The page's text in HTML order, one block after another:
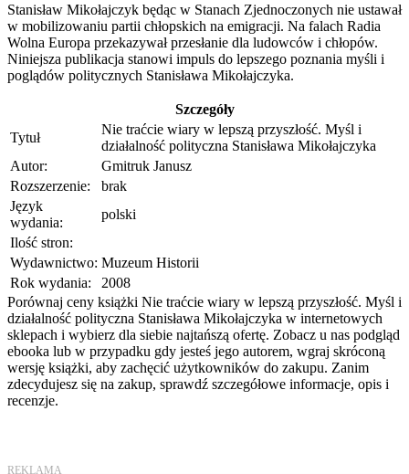
Stanisław Mikołajczyk będąc w Stanach Zjednoczonych nie ustawał
w mobilizowaniu partii chłopskich na emigracji. Na falach Radia
Wolna Europa przekazywał przesłanie dla ludowców i chłopów.
Niniejsza publikacja stanowi impuls do lepszego poznania myśli i
poglądów politycznych Stanisława Mikołajczyka.
Szczegóły
Tytuł
Nie traćcie wiary w lepszą przyszłość. Myśl i
działalność polityczna Stanisława Mikołajczyka
Autor:
Gmitruk Janusz
Rozszerzenie:
brak
Język
wydania:
polski
Ilość stron:
Wydawnictwo: Muzeum Historii
Rok wydania:
2008
Porównaj ceny książki Nie traćcie wiary w lepszą przyszłość. Myśl i
działalność polityczna Stanisława Mikołajczyka w internetowych
sklepach i wybierz dla siebie najtańszą ofertę. Zobacz u nas podgląd
ebooka lub w przypadku gdy jesteś jego autorem, wgraj skróconą
wersję książki, aby zachęcić użytkowników do zakupu. Zanim
zdecydujesz się na zakup, sprawdź szczegółowe informacje, opis i
recenzje.